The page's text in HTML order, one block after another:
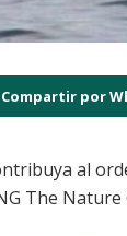
Compartir por
al
The Nature